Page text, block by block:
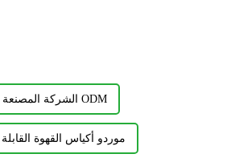
الشركة المصنعة لتغليف مسحوق الكمون ODM
موردو أكياس القهوة